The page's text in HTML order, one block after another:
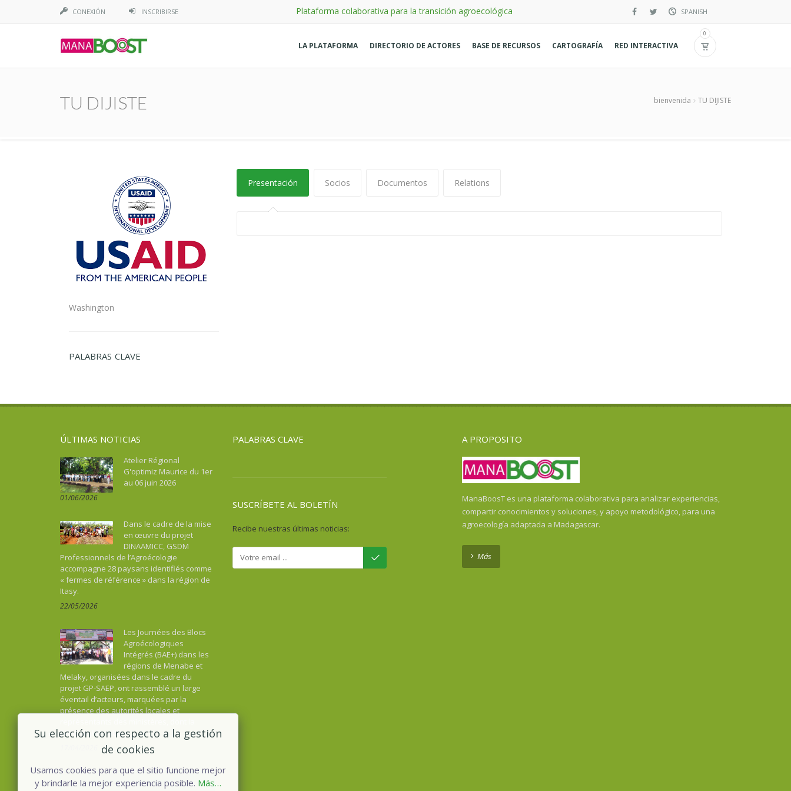
CONEXIÓN INSCRIBIRSE Plataforma colaborativa para la transición agroecológica SPANISH
Francés
LA PLATAFORMA DIRECTORIO DE ACTORES BASE DE RECURSOS CARTOGRAFÍA RED INTERACTIVA
0
TU DIJISTE bienvenida TU DIJISTE
Washington
PALABRAS CLAVE
Presentación Socios Documentos Relations
ÚLTIMAS NOTICIAS
Atelier Régional
G'optimiz Maurice du 1er
au 06 juin 2026
01/06/2026
Dans le cadre de la mise
en œuvre du projet
DINAAMICC, GSDM
Professionnels de l’Agroécologie
accompagne 28 paysans identifiés comme
« fermes de référence » dans la région de
Itasy.
22/05/2026
Les Journées des Blocs
Agroécologiques
Intégrés (BAE+) dans les
régions de Menabe et
Melaky, organisées dans le cadre du
projet GP-SAEP, ont rassemblé un large
éventail d’acteurs, marquées par la
présence des autorités locales et
DRAE de Menabe.
Ver todas las noticias
PALABRAS CLAVE
SUSCRÍBETE AL BOLETÍN
Recibe nuestras últimas noticias:
A PROPOSITO
ManaBoosT es una plataforma colaborativa para analizar experiencias,
compartir conocimientos y soluciones, y apoyo metodológico, para una
agroecología adaptada a Madagascar.
Más
Su elección con respecto a la gestión
de cookies
Usamos cookies para que el sitio funcione mejor
y brindarle la mejor experiencia posible. Más…